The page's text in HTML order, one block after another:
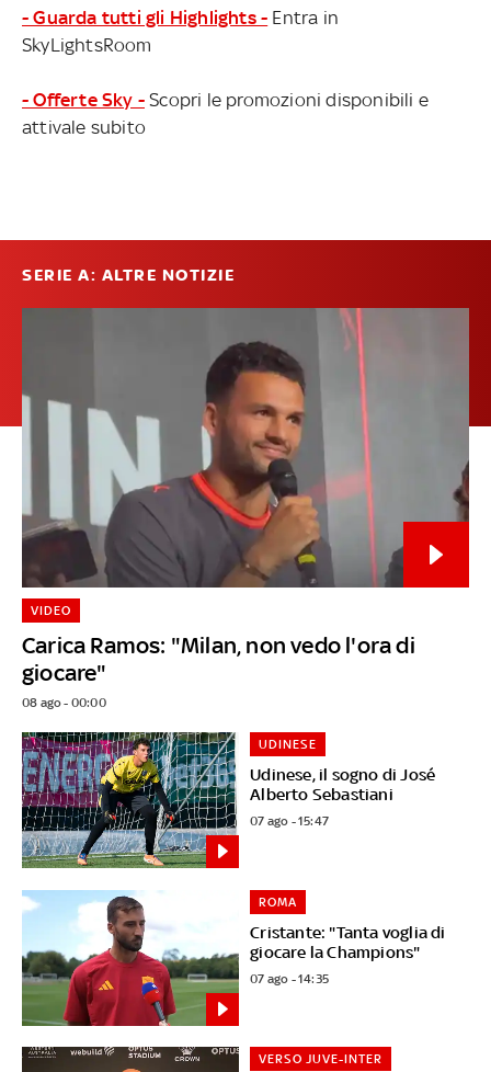
- Guarda tutti gli Highlights - Entra in
SkyLightsRoom
- Offerte Sky - Scopri le promozioni disponibili e
attivale subito
SERIE A: ALTRE NOTIZIE
Carica Ramos: "Milan, non vedo l'ora di
giocare"
VIDEO
08 ago - 00:00
Udinese, il sogno di José
Alberto Sebastiani
UDINESE
07 ago - 15:47
Cristante: "Tanta voglia di
giocare la Champions"
ROMA
07 ago - 14:35
VERSO JUVE-INTER